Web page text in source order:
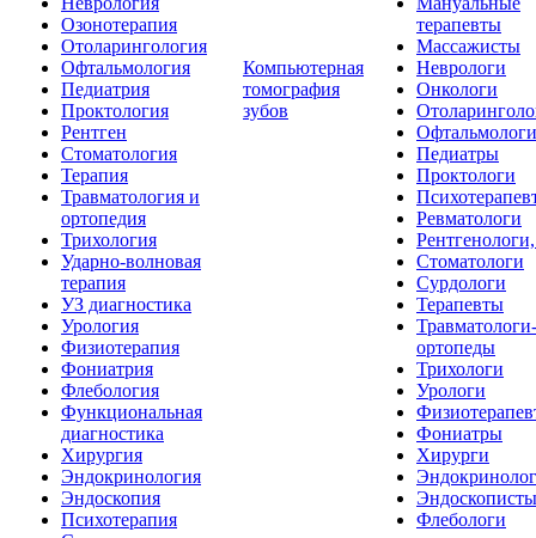
Озонотерапия
Отоларингология
Офтальмология
Педиатрия
Проктология
Рентген
Стоматология
Терапия
Травматология и
ортопедия
Трихология
Ударно-волновая
терапия
УЗ диагностика
Урология
Физиотерапия
Фониатрия
Флебология
Функциональная
диагностика
Хирургия
Эндокринология
Эндоскопия
Психотерапия
Компьютерная
томография
зубов
терапевты
Массажисты
Неврологи
Онкологи
Офтальмологи
Педиатры
Проктологи
Ревматологи
Стоматологи
Сурдологи
Терапевты
Травматологи-
ортопеды
Трихологи
Урологи
Фониатры
Хирурги
Эндоскописты
Флебологи